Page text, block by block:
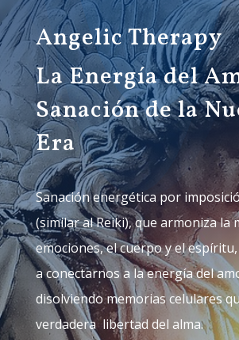
Angelic Therapy
La Energía del
Sanación de la
Era
Sanación energética por
(similar al Reiki), que armoniza la
emociones, el cuerpo y el
a conectarnos a la energía del
disolviendo memorias celulares
verdadera libertad del alma.